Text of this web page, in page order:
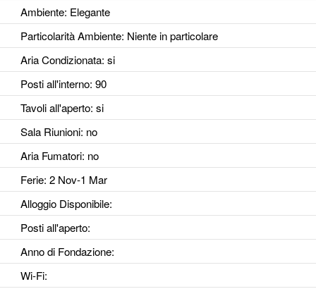
Ambiente: Elegante
Particolarità Ambiente: Niente in particolare
Aria Condizionata: si
Posti all'interno: 90
Tavoli all'aperto: si
Sala Riunioni: no
Aria Fumatori: no
Ferie: 2 Nov-1 Mar
Alloggio Disponibile:
Posti all'aperto:
Anno di Fondazione:
Wi-Fi: